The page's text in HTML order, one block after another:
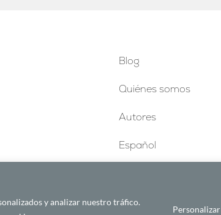
y analizar nuestro tráfico.
Personalizar
Blog
Quiénes somos
Autores
Español